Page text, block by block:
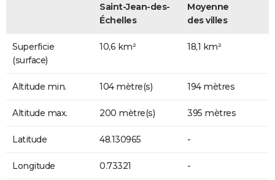
Saint-Jean-des-
Échelles
Moyenne
des villes
Superficie
(surface)
10,6 km² 18,1 km²
Altitude min. 104 mètre(s) 194 mètres
Altitude max. 200 mètre(s) 395 mètres
Latitude 48.130965 -
Longitude 0.73321 -